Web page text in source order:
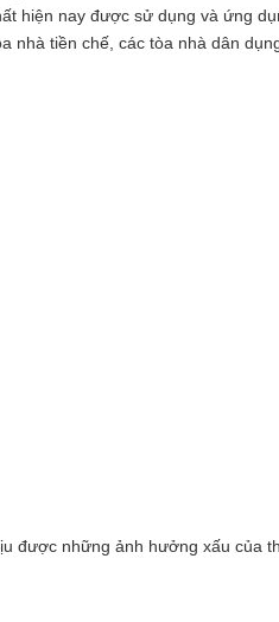
hiện nay được sử dụng và ứng
nhà tiền chế, các tòa nhà dân
được những ảnh hưởng xấu của